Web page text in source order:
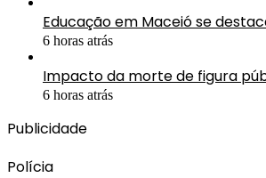
Educação em Maceió se
6 horas atrás
Impacto da morte de figura
6 horas atrás
Publicidade
Polícia